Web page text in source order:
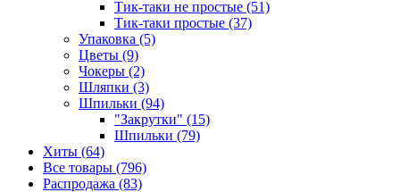
Тик-таки не простые (51)
Тик-таки простые (37)
Упаковка (5)
Цветы (9)
Чокеры (2)
Шляпки (3)
Шпильки (94)
"Закрутки" (15)
Шпильки (79)
Хиты (64)
Все товары (796)
Распродажа (83)